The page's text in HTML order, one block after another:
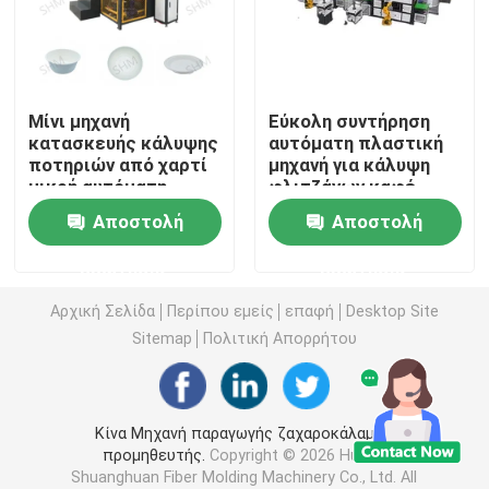
δίσκος εγγράφου που κατασκευάζει τη μηχανή
Μηχανή για το δίσκο με τα ποτήρια καφέ
δίσκος φρούτων που κατασκευάζει τη μηχανή
Μηχανή κατασκευής χαρτοκιβωτίων αυγών
Μηχανή κατασκευής κουτιών αυγών
Δίσκος αυγών που κατασκευάζει τη μηχανή
Τυποποιημένων
Τυποποιημένων
Τυποποιημένων
Τυποποιημένων
Τυποποιημένων
Τυποποιημένων
Τυποποιημένων
Τυποποιημένων
Τυποποιημένων
Τυποποιημένων
Τυποποιημένων
Τυποποιημένων
Τυποποιημένων
Τυποποιημένων
Μίνι μηχανή
κατασκευής κάλυψης
ποτηριών από χαρτί
μικρή αυτόματη
συσκευασία
Αποστολή
Εύκολη συντήρηση
αυτόματη πλαστική
μηχανή για κάλυψη
φλιτζάνων καφέ
Αποστολή
Αρχική Σελίδα Περίπου εμείς επαφή
Desktop Site
Sitemap
Πολιτική Απορρήτου
Κίνα Μηχανή παραγωγής ζαχαροκάλαμου
προμηθευτής. Copyright © 2026 Hunan
Shuanghuan Fiber Molding Machinery Co., Ltd. All